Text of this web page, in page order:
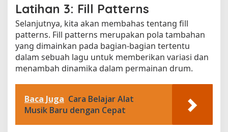
Latihan 3: Fill Patterns
Selanjutnya, kita akan membahas tentang fill
patterns. Fill patterns merupakan pola tambahan
yang dimainkan pada bagian-bagian tertentu
dalam sebuah lagu untuk memberikan variasi dan
menambah dinamika dalam permainan drum.
Baca Juga Cara Belajar Alat
Musik Baru dengan Cepat